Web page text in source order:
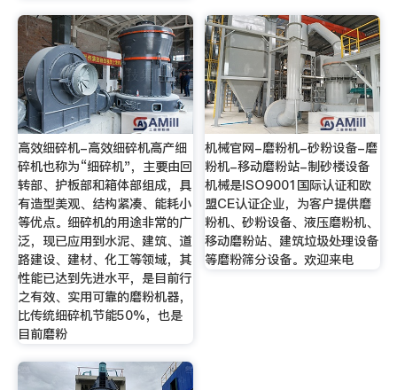
高效细碎机-高效细碎机高产细
碎机也称为“细碎机"，主要由回
转部、护板部和箱体部组成，具
有造型美观、结构紧凑、能耗小
等优点。细碎机的用途非常的广
泛，现已应用到水泥、建筑、道
路建设、建材、化工等领域，其
性能已达到先进水平，是目前行
之有效、实用可靠的磨粉机器，
比传统细碎机节能50%，也是
目前磨粉
机械官网-磨粉机-砂粉设备-磨
粉机-移动磨粉站-制砂楼设备
机械是ISO9001国际认证和欧
盟CE认证企业，为客户提供磨
粉机、砂粉设备、液压磨粉机、
移动磨粉站、建筑垃圾处理设备
等磨粉筛分设备。欢迎来电